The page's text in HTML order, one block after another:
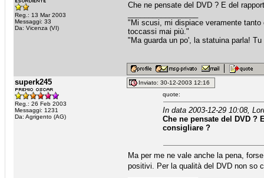
Reg.: 13 Mar 2003
Messaggi: 33
Da: Vicenza (VI)
Che ne pensate del DVD ? E del
"Mi scusi, mi dispiace veramente
toccassi mai più."
"Ma guarda un po', la statuina parla!
superk245
Reg.: 26 Feb 2003
Messaggi: 1231
Da: Agrigento (AG)
Inviato: 30-12-2003 12:16
quote:
In data 2003-12-29 10:08,
Che ne pensate del DVD
consigliare ?
Ma per me ne vale anche la pena,
positivi. Per la qualità del DVD non so